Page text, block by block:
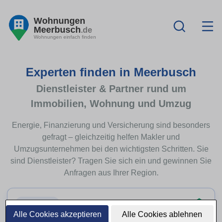
Alle Cookies akzeptieren Alle Cookies ablehnen
Wohnungen
Meerbusch.de
Wohnungen einfach finden
Experten finden in Meerbusch
Dienstleister & Partner rund um
Immobilien, Wohnung und Umzug
Energie, Finanzierung und Versicherung sind besonders
gefragt – gleichzeitig helfen Makler und
Umzugsunternehmen bei den wichtigsten Schritten. Sie
sind Dienstleister? Tragen Sie sich ein und gewinnen Sie
Anfragen aus Ihrer Region.
Top-Thema